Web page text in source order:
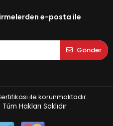
e-posta ile
Gönder
ile korunmaktadır.
Tüm Hakları Saklıdır